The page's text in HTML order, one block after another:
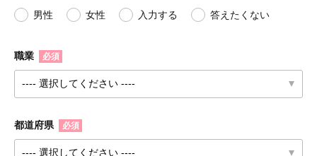
男性 女性 入力する 答えたくない
職業 必須
都道府県 必須